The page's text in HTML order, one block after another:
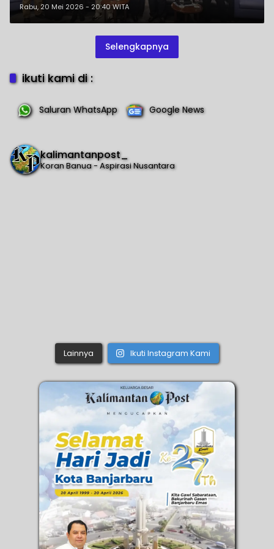
Kalsel
Rabu, 20 Mei 2026 - 20:40 WITA
Selengkapnya
ikuti kami di :
Saluran WhatsApp Google News
kalimantanpost_
Koran Banua - Aspirasi Nusantara
Lainnya Ikuti Instagram Kami